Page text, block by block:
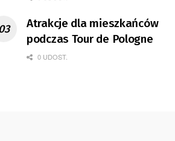
Atrakcje dla mieszkańców
podczas Tour de Pologne
0 UDOST.